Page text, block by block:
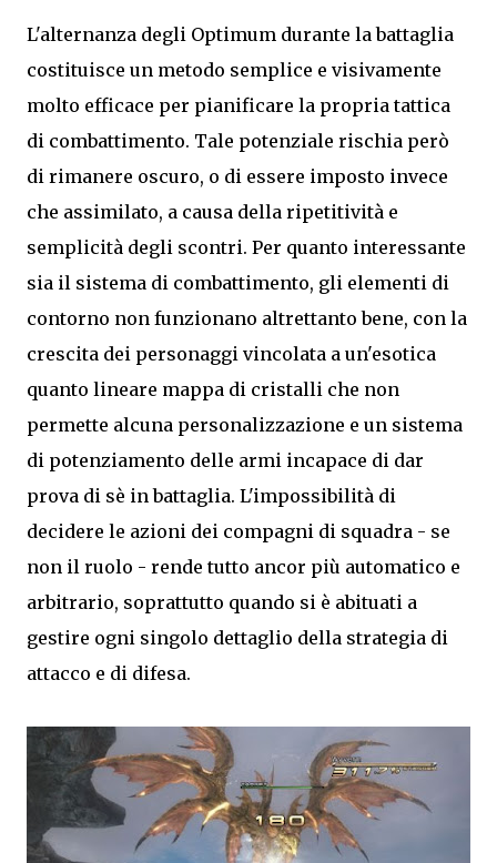
L'alternanza degli Optimum durante la battaglia
costituisce un metodo semplice e visivamente
molto efficace per pianificare la propria tattica
di combattimento. Tale potenziale rischia però
di rimanere oscuro, o di essere imposto invece
che assimilato, a causa della ripetitività e
semplicità degli scontri. Per quanto interessante
sia il sistema di combattimento, gli elementi di
contorno non funzionano altrettanto bene, con la
crescita dei personaggi vincolata a un'esotica
quanto lineare mappa di cristalli che non
permette alcuna personalizzazione e un sistema
di potenziamento delle armi incapace di dar
prova di sè in battaglia. L'impossibilità di
decidere le azioni dei compagni di squadra - se
non il ruolo - rende tutto ancor più automatico e
arbitrario, soprattutto quando si è abituati a
gestire ogni singolo dettaglio della strategia di
attacco e di difesa.